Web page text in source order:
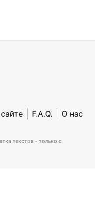
F.A.Q. О нас
текстов - только с